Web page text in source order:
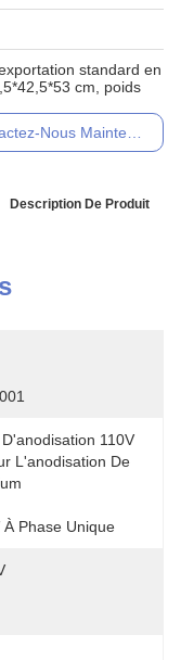
standard en
cm, poids
Union,
Nous Maintenant
Description De Produit
110V
L'anodisation De
À Phase Unique